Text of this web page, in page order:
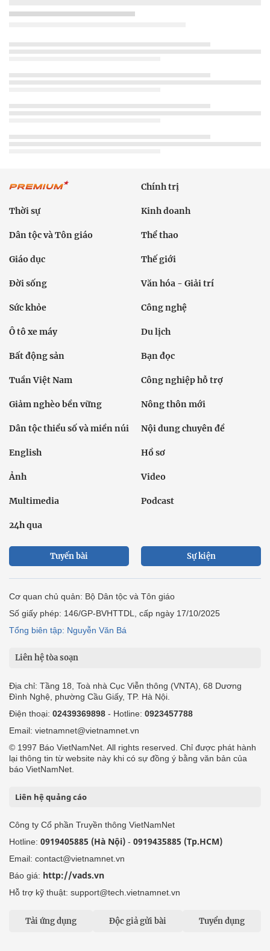
Chính trị
Thời sự Kinh doanh
Dân tộc và Tôn giáo Thể thao
Giáo dục Thế giới
Đời sống Văn hóa - Giải trí
Sức khỏe Công nghệ
Ô tô xe máy Du lịch
Bất động sản Bạn đọc
Tuần Việt Nam Công nghiệp hỗ trợ
Giảm nghèo bền vững Nông thôn mới
Dân tộc thiểu số và miền núi Nội dung chuyên đề
English Hồ sơ
Ảnh Video
Multimedia Podcast
24h qua
Tuyến bài Sự kiện
Cơ quan chủ quản: Bộ Dân tộc và Tôn giáo
Số giấy phép: 146/GP-BVHTTDL, cấp ngày 17/10/2025
Tổng biên tập: Nguyễn Văn Bá
Liên hệ tòa soạn
Địa chỉ: Tầng 18, Toà nhà Cục Viễn thông (VNTA), 68 Dương
Đình Nghệ, phường Cầu Giấy, TP. Hà Nội.
Điện thoại: 02439369898 - Hotline: 0923457788
Email: vietnamnet@vietnamnet.vn
© 1997 Báo VietNamNet. All rights reserved. Chỉ được phát hành
lại thông tin từ website này khi có sự đồng ý bằng văn bản của
báo VietNamNet.
Liên hệ quảng cáo
Công ty Cổ phần Truyền thông VietNamNet
Hotline: 0919405885 (Hà Nội) - 0919435885 (Tp.HCM)
Email: contact@vietnamnet.vn
Báo giá: http://vads.vn
Hỗ trợ kỹ thuật: support@tech.vietnamnet.vn
Tải ứng dụng Độc giả gửi bài Tuyển dụng